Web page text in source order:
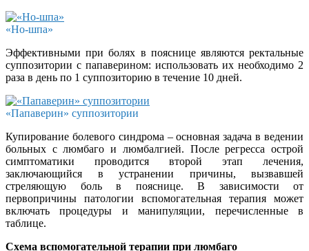
«Но-шпа»
Эффективными при болях в пояснице являются ректальные
суппозитории с папаверином: использовать их необходимо 2
раза в день по 1 суппозиторию в течение 10 дней.
«Папаверин» суппозитории
Купирование болевого синдрома – основная задача в ведении
больных с люмбаго и люмбалгией. После регресса острой
симптоматики проводится второй этап лечения,
заключающийся в устранении причины, вызвавшей
стреляющую боль в пояснице. В зависимости от
первопричины патологии вспомогательная терапия может
включать процедуры и манипуляции, перечисленные в
таблице.
Схема вспомогательной терапии при люмбаго